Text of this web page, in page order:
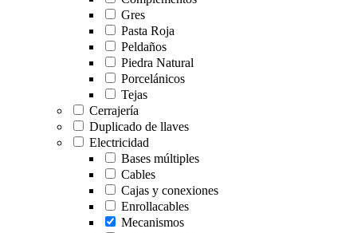
Gres
Pasta Roja
Peldaños
Piedra Natural
Porcelánicos
Tejas
Cerrajería
Duplicado de llaves
Electricidad
Bases múltiples
Cables
Cajas y conexiones
Enrollacables
Mecanismos